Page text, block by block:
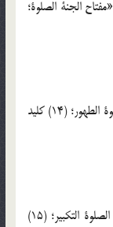
الجنة الصلوة؛
پیامبر اکرم (صلّی الله علیه و آله) فرموده: «مفتاح الصلوة الطهور؛ (14) کلید
حضرت صادق (علیه السلام) می فرماید: «فانّ مفتاح الصلوة التکبیر؛ (15)